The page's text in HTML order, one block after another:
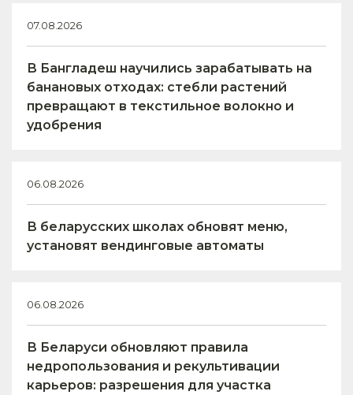
07.08.2026
В Бангладеш научились зарабатывать на
банановых отходах: стебли растений
превращают в текстильное волокно и
удобрения
06.08.2026
В беларусских школах обновят меню,
установят вендинговые автоматы
06.08.2026
В Беларуси обновляют правила
недропользования и рекультивации
карьеров: разрешения для участка